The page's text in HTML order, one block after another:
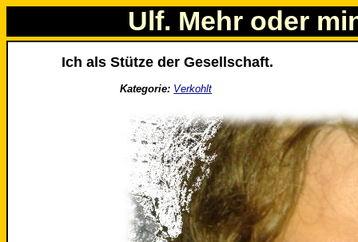
Ulf. Mehr oder
Ich als Stütze der Gesellschaft.
Kategorie: Verkohlt